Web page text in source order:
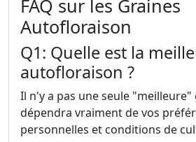
FAQ sur les Graines
Autofloraison
Q1: Quelle est la
autofloraison ?
Il n'y a pas une seule "meilleure"
dépendra vraiment de vos
personnelles et conditions de